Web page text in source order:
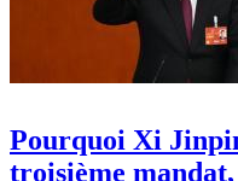
Pourquoi Xi
troisième